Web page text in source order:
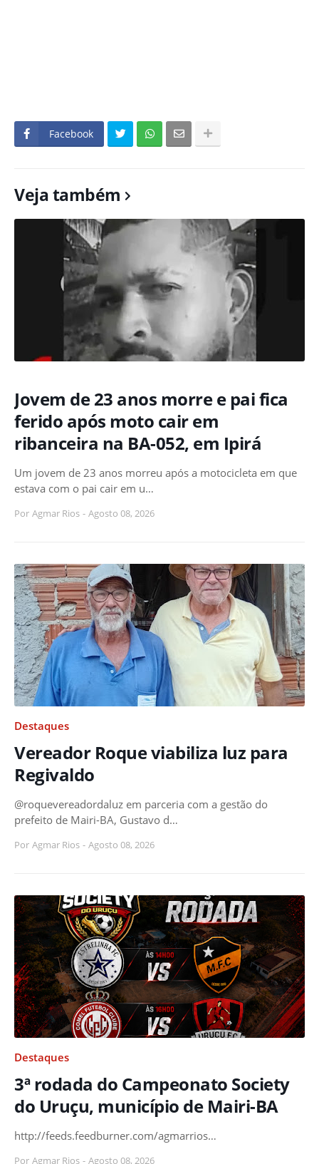
Facebook
Veja também
Jovem de 23 anos morre e pai fica
ferido após moto cair em
ribanceira na BA-052, em Ipirá
Um jovem de 23 anos morreu após a motocicleta em que
estava com o pai cair em u…
Por Agmar Rios - Agosto 08, 2026
Destaques
Vereador Roque viabiliza luz para
Regivaldo
@roquevereadordaluz em parceria com a gestão do
prefeito de Mairi-BA, Gustavo d…
Por Agmar Rios - Agosto 08, 2026
Destaques
3ª rodada do Campeonato Society
do Uruçu, município de Mairi-BA
http://feeds.feedburner.com/agmarrios…
Por Agmar Rios - Agosto 08, 2026